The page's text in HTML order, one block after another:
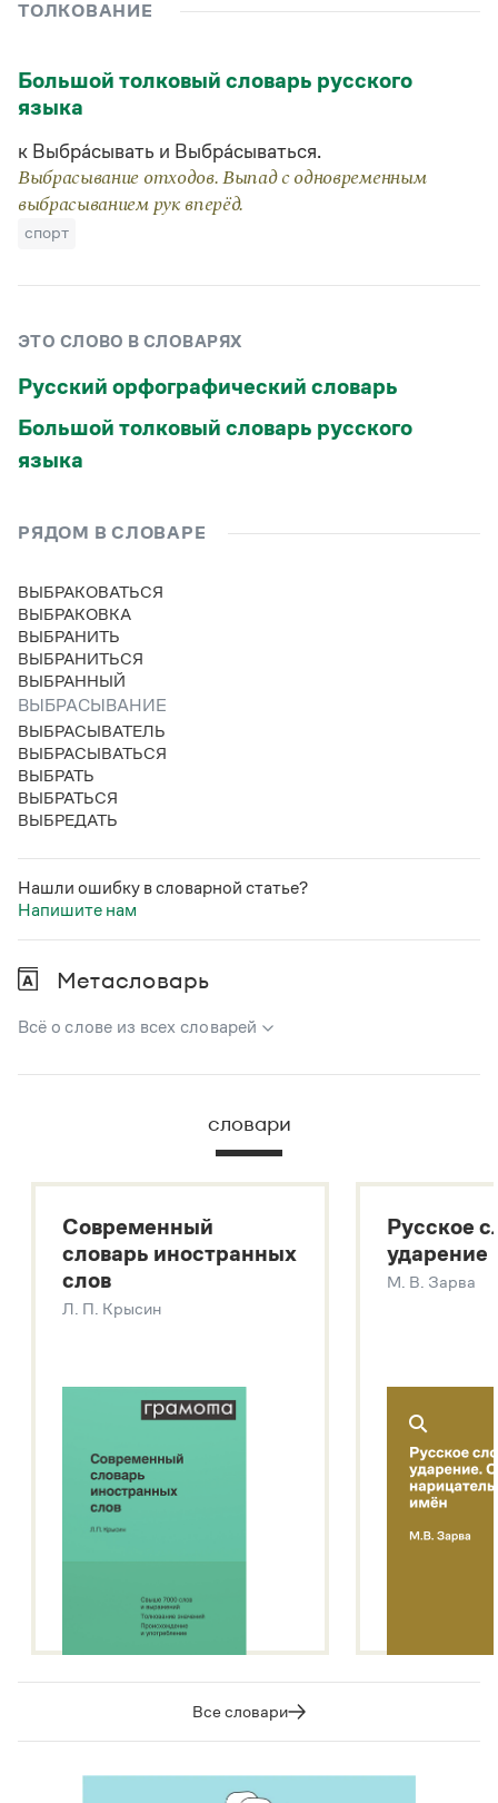
Словари русского языка как государственного
Справочники
Правила русской орфографии и пунктуации
Русский язык. Краткий теоретический курс
для школьников
Письмовник
Справочник по пунктуации
Справочник по фразеологии
Словарь-справочник непростые слова
Все справочники портала
Журнал
Монологи
Рекомендуем
Учебник Грамоты
Правила русского языка: от азов до тонкостей
Интерактивные упражнения: от простого к сложному
Скороговорки
Издательство
Словари
Научпоп
Все книги
Управление в русском языке
Правила русской орфографии и пунктуации
ТОЛКОВАНИЕ
Большой толковый словарь русского
языка
к Выбра́сывать и Выбра́сываться.
Выбрасывание отходов. Выпад с одновременным
выбрасыванием рук вперёд.
спорт
ЭТО СЛОВО В СЛОВАРЯХ
Русский орфографический словарь
Большой толковый словарь русского
языка
РЯДОМ В СЛОВАРЕ
ВЫБРАКОВАТЬСЯ
ВЫБРАКОВКА
ВЫБРАНИТЬ
ВЫБРАНИТЬСЯ
ВЫБРАННЫЙ
ВЫБРАСЫВАНИЕ
ВЫБРАСЫВАТЕЛЬ
ВЫБРАСЫВАТЬСЯ
ВЫБРАТЬ
ВЫБРАТЬСЯ
ВЫБРЕДАТЬ
Нашли ошибку в словарной статье?
Напишите нам
Метасловарь
Всё о слове из всех словарей
В метасловаре Грамоты в удобном виде собрана вся
Русский орфографический словарь
Большой толковый словарь русских глаголов
Современный словарь иностранных слов
Звук – технология синтеза платформы
SaluteSpeech
словари
Современный
словарь иностранных
слов
Л. П. Крысин
Русское
ударение
М. В. Зарва
Все словари